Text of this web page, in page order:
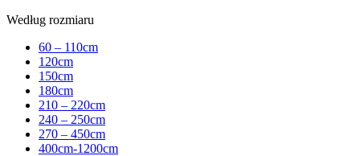
Według rozmiaru
60 – 110cm
120cm
150cm
180cm
210 – 220cm
240 – 250cm
270 – 450cm
400cm-1200cm